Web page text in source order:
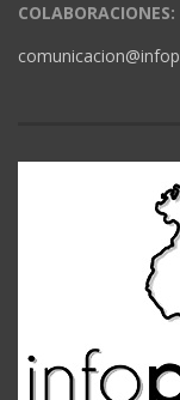
COLABORACIONES: